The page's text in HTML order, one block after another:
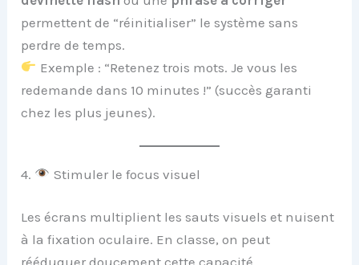
permettent de “réinitialiser” le système sans
perdre de temps.
Exemple : “Retenez trois mots. Je vous les
redemande dans 10 minutes !” (succès garanti
chez les plus jeunes).
4. Stimuler le focus visuel
Les écrans multiplient les sauts visuels et nuisent
à la fixation oculaire. En classe, on peut